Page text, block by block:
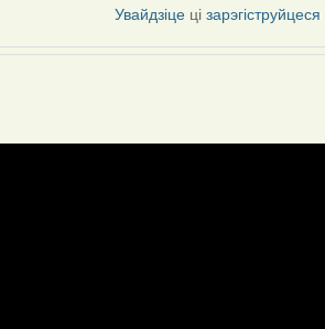
Увайдзіце цізарэгіструйцеся